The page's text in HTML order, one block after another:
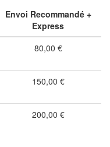
Envoi Recommandé +
Express
80,00 €
150,00 €
200,00 €